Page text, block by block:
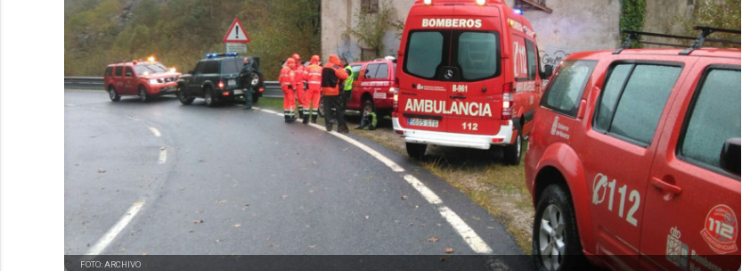
FOTO: ARCHIVO